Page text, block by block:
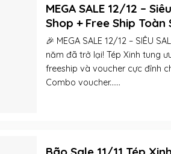
MEGA SALE 12/12 –
Shop + Free Ship Toàn
🎉 MEGA SALE 12/12 – SIÊU
năm đã trở lại! Tép Xinh tung
freeship và voucher cực đỉnh
Combo voucher......